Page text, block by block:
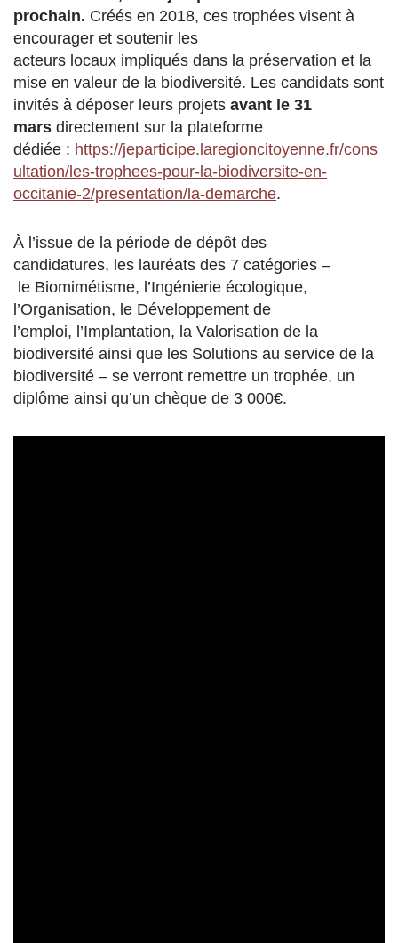
prochain. Créés en 2018, ces trophées visent à
encourager et soutenir les
acteurs locaux impliqués dans la préservation et la
mise en valeur de la biodiversité. Les candidats sont
invités à déposer leurs projets avant le 31
mars directement sur la plateforme
dédiée : https://jeparticipe.laregioncitoyenne.fr/cons
ultation/les-trophees-pour-la-biodiversite-en-
occitanie-2/presentation/la-demarche.
À l’issue de la période de dépôt des
candidatures, les lauréats des 7 catégories –
le Biomimétisme, l’Ingénierie écologique,
l’Organisation, le Développement de
l’emploi, l’Implantation, la Valorisation de la
biodiversité ainsi que les Solutions au service de la
biodiversité – se verront remettre un trophée, un
diplôme ainsi qu’un chèque de 3 000€.